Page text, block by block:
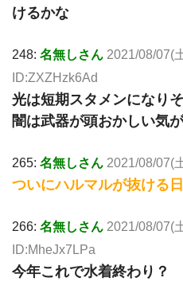
けるかな
248: 名無しさん 2021/08/07(
ID:ZXZHzk6Ad
光は短期スタメンになり
闇は武器が頭おかしい気
265: 名無しさん 2021/08/07(
ついにハルマルが抜ける
266: 名無しさん 2021/08/07(
ID:MheJx7LPa
今年これで水着終わり？